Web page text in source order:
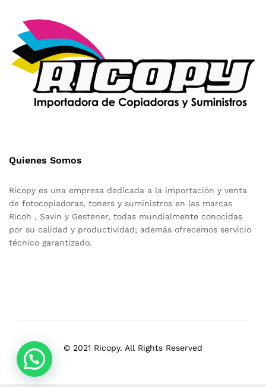
Quienes Somos
Ricopy es una empresa dedicada a la importación y venta
de fotocopiadoras, toners y suministros en las marcas
Ricoh , Savin y Gestener, todas mundialmente conocidas
por su calidad y productividad; además ofrecemos servicio
técnico garantizado.
© 2021 Ricopy. All Rights Reserved